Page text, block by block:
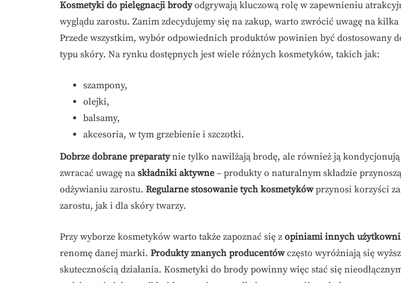
Kosmetyki do pielęgnacji brodyodgrywają kluczową rolę w zapewnieniu
wyglądu zarostu. Zanim zdecydujemy się na zakup, warto zwrócić uwagę na
Przede wszystkim, wybór odpowiednich produktów powinien być dostosowany
typu skóry. Na rynku dostępnych jest wiele różnych kosmetyków, takich jak:
szampony,
olejki,
balsamy,
akcesoria, w tym grzebienie i szczotki.
Dobrze dobrane preparatynie tylko nawilżają brodę, ale również ją
zwracać uwagę na składniki aktywne – produkty o naturalnym składzie
odżywianiu zarostu. Regularne stosowanie tych kosmetykówprzynosi korzyści
zarostu, jak i dla skóry twarzy.
Przy wyborze kosmetyków warto także zapoznać się z opiniami innych
renomę danej marki. Produkty znanych producentówczęsto wyróżniają się
skutecznością działania. Kosmetyki do brody powinny więc stać się